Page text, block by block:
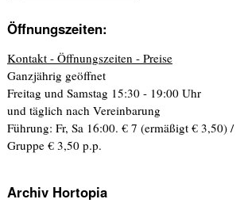
Öffnungszeiten:
Kontakt - Öffnungszeiten - Preise
Ganzjährig geöffnet
Freitag und Samstag 15:30 - 19:00 Uhr
und täglich nach Vereinbarung
Führung: Fr, Sa 16:00. € 7 (ermäßigt € 3,50) /
Gruppe € 3,50 p.p.
Archiv Hortopia